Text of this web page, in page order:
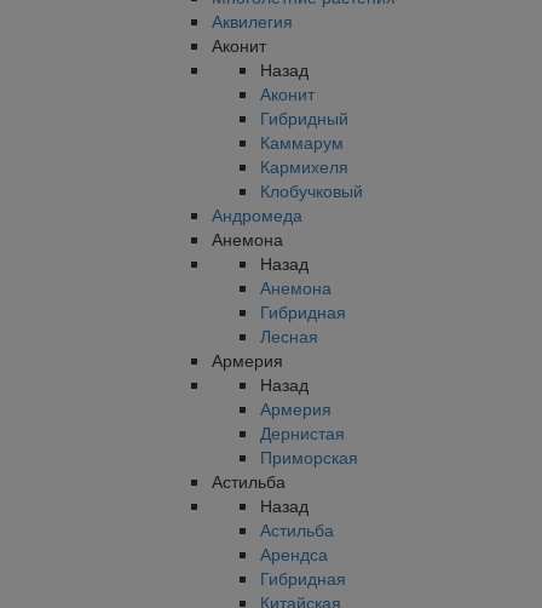
Аквилегия
Аконит
Назад
Аконит
Гибридный
Каммарум
Кармихеля
Клобучковый
Андромеда
Анемона
Назад
Анемона
Гибридная
Лесная
Армерия
Назад
Армерия
Дернистая
Приморская
Астильба
Назад
Астильба
Арендса
Гибридная
Китайская